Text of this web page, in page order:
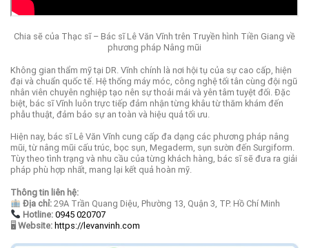
Chia sẽ của Thạc sĩ – Bác sĩ Lê Văn Vĩnh trên Truyền hình Tiền Giang về
phương pháp Nâng mũi
Không gian thẩm mỹ tại DR. Vĩnh chính là nơi hội tụ của sự cao cấp, hiện
đại và chuẩn quốc tế. Hệ thống máy móc, công nghệ tối tân cùng đội ngũ
nhân viên chuyên nghiệp tạo nên sự thoải mái và yên tâm tuyệt đối. Đặc
biệt, bác sĩ Vĩnh luôn trực tiếp đảm nhận từng khâu từ thăm khám đến
phẫu thuật, đảm bảo sự an toàn và hiệu quả tối ưu.
Hiện nay, bác sĩ Lê Văn Vĩnh cung cấp đa dạng các phương pháp nâng
mũi, từ nâng mũi cấu trúc, bọc sụn, Megaderm, sụn sườn đến Surgiform.
Tùy theo tình trạng và nhu cầu của từng khách hàng, bác sĩ sẽ đưa ra giải
pháp phù hợp nhất, mang lại kết quả hoàn mỹ.
Thông tin liên hệ:
Địa chỉ:29A Trần Quang Diệu, Phường 13, Quận 3, TP. Hồ Chí Minh
Hotline: 0945 020707
🖥 Website: https://levanvinh.com